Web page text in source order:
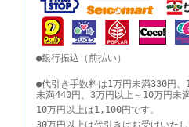
●銀行振込（前払い）
●代引き手数料は1万円未満330円
未満440円、3万円以上～10万円未
10万円以上は1,100円です。
30万円以上は代引きはお受けいた